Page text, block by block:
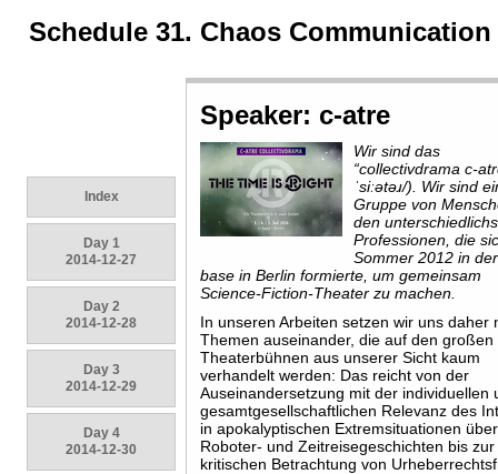
Schedule 31. Chaos
Index
Day 1
2014-12-27
Day 2
2014-12-28
Day 3
2014-12-29
Day 4
2014-12-30
Speaker: c-atre
Wir sind das
“collectivdrama c-
ˈsiːətəɹ/). Wir sind
Gruppe von
den
Professionen, die
Sommer 2012 in
base in Berlin formierte, um gemeinsam
Science-Fiction-Theater zu machen.
In unseren Arbeiten setzen wir uns daher
Themen auseinander, die auf den großen
Theaterbühnen aus unserer Sicht kaum
verhandelt werden: Das reicht von der
Auseinandersetzung mit der individuellen
gesamtgesellschaftlichen Relevanz des
in apokalyptischen Extremsituationen über
Roboter- und Zeitreisegeschichten bis zur
kritischen Betrachtung von